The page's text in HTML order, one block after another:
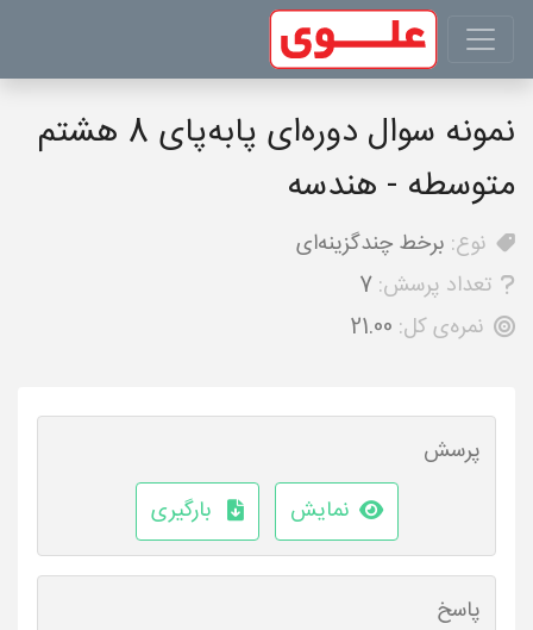
نمونه سوال دوره‌ای پابه‌پای 8 هشتم
متوسطه - هندسه
نوع: برخط چندگزینه‌ای
تعداد پرسش: 7
نمره‌ی کل: 21.00
پرسش
نمایش
بارگیری
پاسخ